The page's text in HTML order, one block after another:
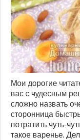
Мои дорогие
вас с чудесным
сложно назвать
сторонница
потратить чуть-
такое варенье.